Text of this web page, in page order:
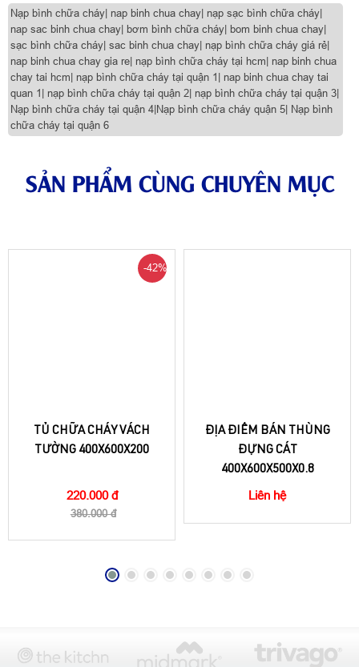
Nạp bình chữa cháy| nap binh chua chay| nạp sạc bình chữa cháy|
nap sac binh chua chay| bơm bình chữa cháy| bom binh chua chay|
sạc bình chữa cháy| sac binh chua chay| nạp bình chữa cháy giá rẻ|
nap binh chua chay gia re| nạp bình chữa cháy tại hcm| nap binh chua
chay tai hcm| nạp bình chữa cháy tại quận 1| nap binh chua chay tai
quan 1| nạp bình chữa cháy tại quận 2| nạp bình chữa cháy tại quận 3|
Nạp bình chữa cháy tại quận 4|Nạp bình chữa cháy quận 5| Nạp bình
chữa cháy tại quận 6
SẢN PHẨM CÙNG CHUYÊN MỤC
-42%
TỦ CHỮA CHÁY VÁCH
TƯỜNG 400X600X200
220.000 đ
380.000 đ
ĐỊA ĐIỂM BÁN THÙNG
ĐỰNG CÁT
400X600X500X0.8
Liên hệ